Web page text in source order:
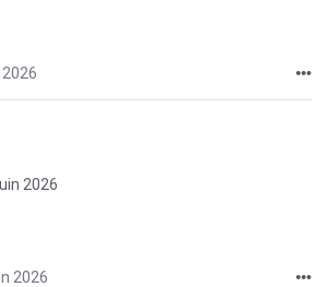
2026
2026
2026